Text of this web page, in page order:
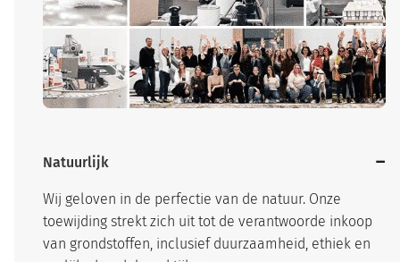
Natuurlijk
Wij geloven in de perfectie van de natuur. Onze
toewijding strekt zich uit tot de verantwoorde inkoop
van grondstoffen, inclusief duurzaamheid, ethiek en